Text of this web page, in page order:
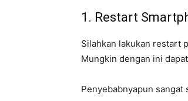
1. Restart
Silahkan lakukan restart
Mungkin dengan ini
Penyebabnyapun sangat